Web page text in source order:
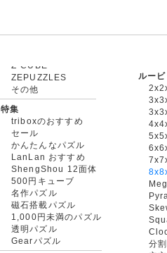
ZEPUZZLES
その他
特集
triboxのおすすめ
セール
かんたんなパズル
LanLan おすすめ
ShengShou 12面体
500円キューブ
名作パズル
磁石搭載パズル
1,000円未満のパズル
透明パズル
Gearパズル
ルー
分